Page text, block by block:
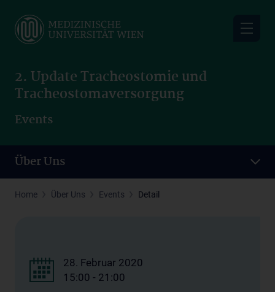
main
2. Update Tracheostomie und
Tracheostomaversorgung
Events
Über Uns
Home Über Uns Events Detail
28. Februar 2020
15:00 - 21:00